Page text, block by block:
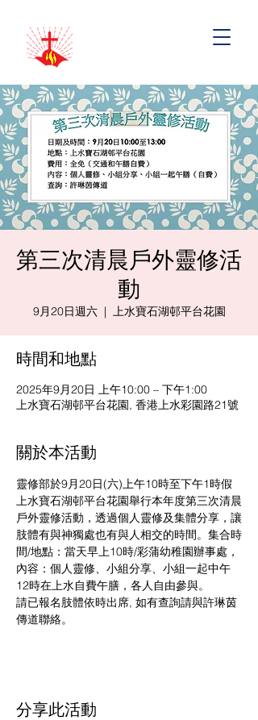
第三次清晨戶外靈修活
動
9月20日週六
  |
上水寶石湖邨平台花園
時間和地點
2025年9月20日 上午10:00 – 下午1:00
上水寶石湖邨平台花園, 香港上水彩園路21號
關於本活動
靈修部於9月20日(六)上午10時至下午1時假
上水寶石湖邨平台花園舉行本年度第三次清晨
戶外靈修活動，透過個人靈修及集體分享，讓
肢體有與神獨處也有與人相交的時間。集合時
間/地點：當天早上10時/彩蒲幼稚園辦事處，
內容：個人靈修、小組分享、小組一起中午
12時在上水自費午膳，各人自由參與。
請已報名肢體依時出席, 如有查詢請與許琳茵
傳道聯絡。
分享此活動